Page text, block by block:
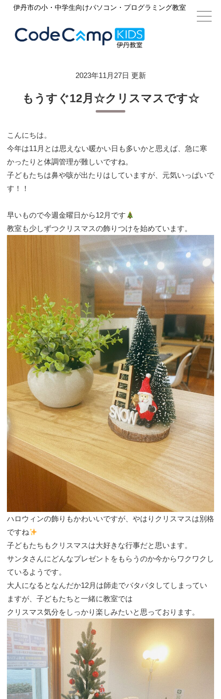
伊丹市の小・中学生向けパソコン・プログラミング教室
2023年11月27日 更新
もうすぐ12月☆クリスマスです☆
こんにちは。
今年は11月とは思えない暖かい日も多いかと思えば、急に寒
かったりと体調管理が難しいですね。
子どもたちは鼻や咳が出たりはしていますが、元気いっぱいで
す！！
早いもので今週金曜日から12月です
教室も少しずつクリスマスの飾りつけを始めています。
ハロウィンの飾りもかわいいですが、やはりクリスマスは別格
ですね
子どもたちもクリスマスは大好きな行事だと思います。
サンタさんにどんなプレゼントをもらうのか今からワクワクし
ているようです。
大人になるとなんだか12月は師走でバタバタしてしまってい
ますが、子どもたちと一緒に教室では
クリスマス気分をしっかり楽しみたいと思っております。